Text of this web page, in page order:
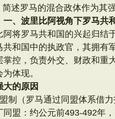
简述罗马的混合政体作为其
一、波里比阿视角下罗马共
阿将罗马共和国的兴起归结
共和国中的执政官，其拥
掌控，负责外交、财政和重
体现。
大的原因
制（罗马通过同盟体系借力
盟：约公元前493-492年